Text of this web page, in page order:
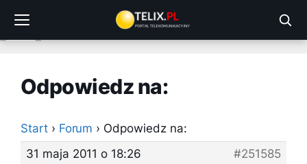
treści
Odpowiedz na:
Start › Forum › Odpowiedz na:
31 maja 2011 o 18:26
#251585